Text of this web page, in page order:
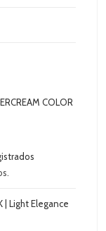
COLOR
| Light Elegance